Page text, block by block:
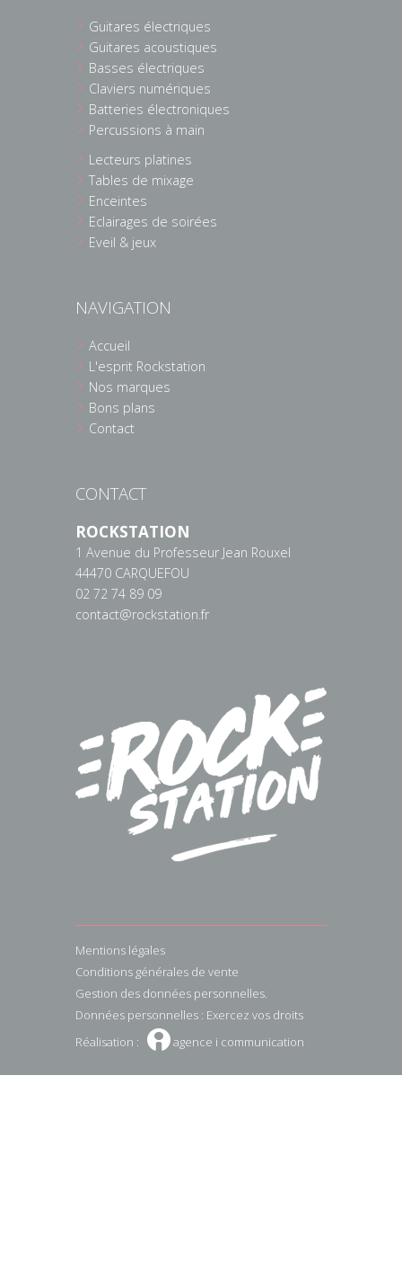
Guitares électriques
Guitares acoustiques
Basses électriques
Claviers numériques
Batteries électroniques
Percussions à main
Lecteurs platines
Tables de mixage
Enceintes
Eclairages de soirées
Eveil & jeux
NAVIGATION
Accueil
L'esprit Rockstation
Nos marques
Bons plans
Contact
CONTACT
ROCKSTATION
1 Avenue du Professeur Jean Rouxel
44470 CARQUEFOU
02 72 74 89 09
contact@rockstation.fr
Mentions légales
Conditions générales de vente
Gestion des données personnelles.
Données personnelles : Exercez vos droits
Réalisation : Wagence i communication